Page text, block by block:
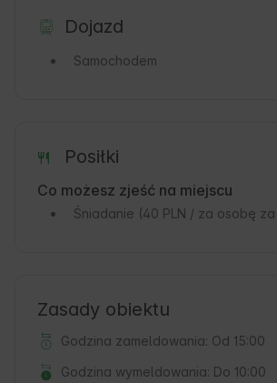
Dojazd
Samochodem
Posiłki
Co możesz zjeść na miejscu
Śniadanie (40 PLN / za osobę
Zasady obiektu
Godzina zameldowania: Od 15:00
Godzina wymeldowania: Do 10:00